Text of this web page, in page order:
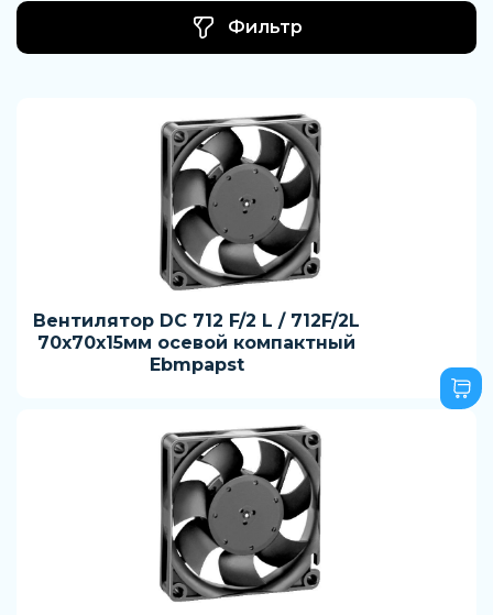
Фильтр
Вентилятор DC 712 F/2 L / 712F/2L
70x70x15мм осевой компактный
Ebmpapst